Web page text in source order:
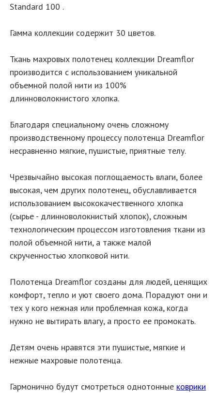
Standard 100 .
Гамма коллекции содержит 30 цветов.
Ткань махровых полотенец коллекции Dreamflor
производится с использованием уникальной
объемной полой нити из 100%
длинноволокнистого хлопка.
Благодаря специальному очень сложному
производственному процессу полотенца Dreamflor
несравненно мягкие, пушистые, приятные телу.
Чрезвычайно высокая поглощаемость влаги, более
высокая, чем других полотенец, обуславливается
использованием высококачественного хлопка
(сырье - длинноволокнистый хлопок), сложным
технологическим процессом изготовления ткани из
полой объемной нити, а также малой
скрученностью хлопковой нити.
Полотенца Dreamflor созданы для людей, ценящих
комфорт, тепло и уют своего дома. Порадуют они и
тех у кого нежная или проблемная кожа, когда
нужно не вытирать влагу, а просто ее промокать.
Детям очень нравятся эти пушистые, мягкие и
нежные махровые полотенца.
Гармонично будут смотреться однотонные коврики